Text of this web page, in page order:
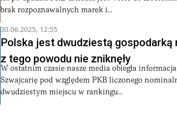
brak rozpoznawalnych marek i...
30.06.2025, 12:55
Polska jest dwudziestą gospodarką
z tego powodu nie zniknęły
W ostatnim czasie nasze media obiegła
Szwajcarię pod względem PKB liczonego
dwudziestym miejscu w rankingu...